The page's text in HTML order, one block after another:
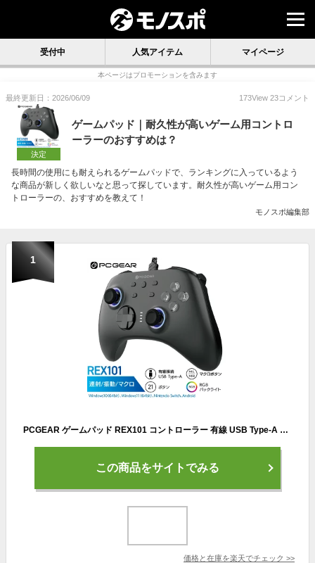
受付中 人気アイテム マイページ
本ページはプロモーションを含みます
最終更新日：2026/06/09 173View 23コメント
決定
ゲームパッド｜耐久性が高いゲーム用コントロ
ーラーのおすすめは？
長時間の使用にも耐えられるゲームパッドで、ランキングに入っているよう
な商品が新しく欲しいなと思って探しています。耐久性が高いゲーム用コン
トローラーの、おすすめを教えて！
モノスポ編集部
1
PCGEAR ゲームパッド REX101 コントローラー 有線 USB Type-A 連射 自動連射 マクロ機能 トリガーストローク ホールエフェクトトリガー 高耐久ボタン PC Steam Nintendo Switch (TVモード) 対応｜オーム電機 PC-GPREX101-K 01-7279
この商品をサイトでみる
価格と在庫を楽天でチェック >>